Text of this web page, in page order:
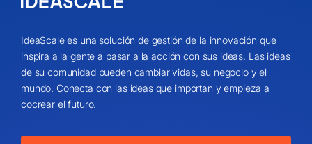
IdeaScale es una solución de gestión de la innovación que
inspira a la gente a pasar a la acción con sus ideas. Las ideas
de su comunidad pueden cambiar vidas, su negocio y el
mundo. Conecta con las ideas que importan y empieza a
cocrear el futuro.